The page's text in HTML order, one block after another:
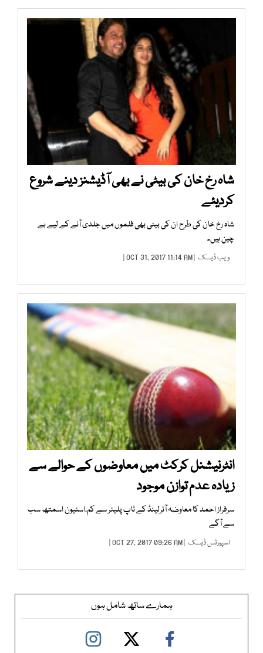
شاہ رخ خان کی بیٹی نے بھی آڈیشنز دینے شروع
کردیئے
شاہ رخ خان کی طرح ان کی بیٹی بھی فلموں میں جلدی آنے کے لیے بے
چین ہیں۔
ویب ڈیسک | OCT 31, 2017 11:14 AM |
انٹرنیشنل کرکٹ میں معاوضوں کے حوالے سے
زیادہ عدم توازن موجود
سرفراز احمد کا معاوضہ آئرلینڈ کے ٹاپ پلیئر سے کم،اسٹیون اسمتھ سب
سے آگے
اسپورٹس ڈیسک | OCT 27, 2017 09:26 AM |
ہمارے ساتھ شامل ہوں